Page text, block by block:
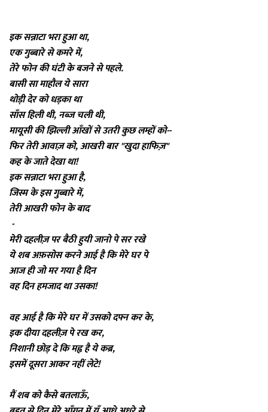
इक सन्नाटा भरा हुआ था,
एक गुब्बारे से कमरे में,
तेरे फोन की घंटी के बजने से पहले.
बासी सा माहौल ये सारा
थोड़ी देर को धड़का था
साँस हिली थी, नब्ज़ चली थी,
मायूसी की झिल्ली आँखों से उतरी कुछ लम्हों को--
फिर तेरी आवाज़ को, आखरी बार "खुदा हाफिज़"
कह के जाते देखा था!
इक सन्नाटा भरा हुआ है,
जिस्म के इस गुब्बारे में,
तेरी आखरी फोन के बाद
-
मेरी दहलीज़ पर बैठी हुयी जानो पे सर रखे
ये शब अफ़सोस करने आई है कि मेरे घर पे
आज ही जो मर गया है दिन
वह दिन हमजाद था उसका!
वह आई है कि मेरे घर में उसको दफ्न कर के,
इक दीया दहलीज़ पे रख कर,
निशानी छोड़ दे कि मह्व है ये कब्र,
इसमें दूसरा आकर नहीं लेटे!
मैं शब को कैसे बतलाऊँ,